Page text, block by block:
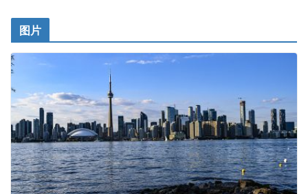
皇后金融集团
铁木尔商业注册服务
图片